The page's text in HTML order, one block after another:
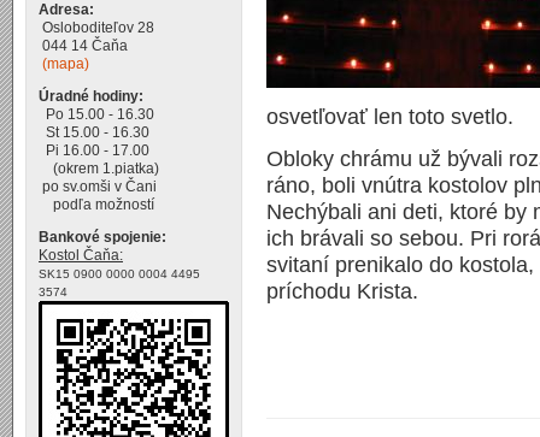
osvetľovať len toto svetlo.
Obloky chrámu už bývali
ráno, boli vnútra kostolov
Nechýbali ani deti, ktoré by
ich brávali so sebou. Pri
svitaní prenikalo do
príchodu Krista.
Adresa:
Osloboditeľov 28
044 14 Čaňa
(mapa)
Úradné hodiny:
Po 15.00 - 16.30
St 15.00 - 16.30
Pi 16.00 - 17.00
(okrem 1.piatka)
po sv.omši v Čani
podľa možností
Bankové spojenie:
Kostol Čaňa:
SK15 0900 0000 0004 4495
3574